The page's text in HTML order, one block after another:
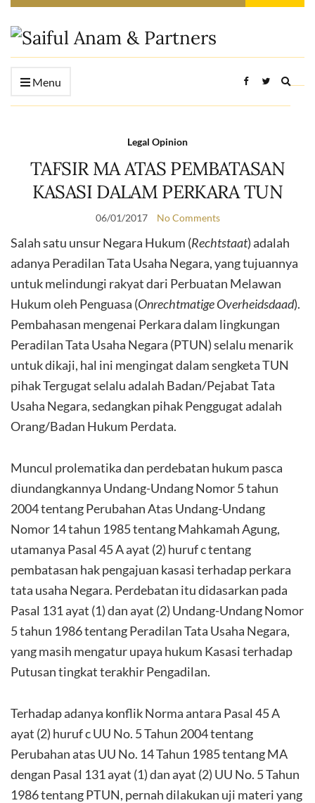
Menu
form
Legal Opinion
TAFSIR MA ATAS PEMBATASAN
KASASI DALAM PERKARA TUN
06/01/2017 No Comments
Salah satu unsur Negara Hukum (Rechtstaat) adalah
adanya Peradilan Tata Usaha Negara, yang tujuannya
untuk melindungi rakyat dari Perbuatan Melawan
Hukum oleh Penguasa (Onrechtmatige Overheidsdaad).
Pembahasan mengenai Perkara dalam lingkungan
Peradilan Tata Usaha Negara (PTUN) selalu menarik
untuk dikaji, hal ini mengingat dalam sengketa TUN
pihak Tergugat selalu adalah Badan/Pejabat Tata
Usaha Negara, sedangkan pihak Penggugat adalah
Orang/Badan Hukum Perdata.
Muncul prolematika dan perdebatan hukum pasca
diundangkannya Undang-Undang Nomor 5 tahun
2004 tentang Perubahan Atas Undang-Undang
Nomor 14 tahun 1985 tentang Mahkamah Agung,
utamanya Pasal 45 A ayat (2) huruf c tentang
pembatasan hak pengajuan kasasi terhadap perkara
tata usaha Negara. Perdebatan itu didasarkan pada
Pasal 131 ayat (1) dan ayat (2) Undang-Undang Nomor
5 tahun 1986 tentang Peradilan Tata Usaha Negara,
yang masih mengatur upaya hukum Kasasi terhadap
Putusan tingkat terakhir Pengadilan.
Terhadap adanya konflik Norma antara Pasal 45 A
ayat (2) huruf c UU No. 5 Tahun 2004 tentang
Perubahan atas UU No. 14 Tahun 1985 tentang MA
dengan Pasal 131 ayat (1) dan ayat (2) UU No. 5 Tahun
1986 tentang PTUN, pernah dilakukan uji materi yang